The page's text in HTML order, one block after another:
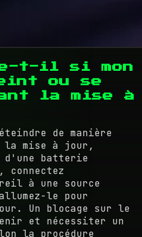
t-il si mon
ou se
la mise à
de manière
la mise à jour,
d'une batterie
connectez
à une source
le pour
Un blocage sur le
et nécessiter un
la procédure